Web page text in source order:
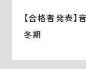
【合格者発表】
冬期